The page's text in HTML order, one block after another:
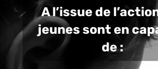
A l’issue de
jeunes sont en
de :